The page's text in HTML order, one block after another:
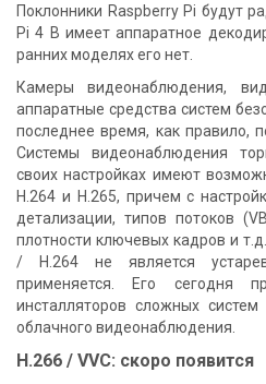
Поклонники Raspberry Pi будут
Pi 4 B имеет аппаратное
ранних моделях его нет.
Камеры видеонаблюдения,
аппаратные средства систем
последнее время, как правило,
Системы видеонаблюдения
своих настройках имеют
H.264 и H.265, причем с
детализации, типов потоков
плотности ключевых кадров и
/ H.264 не является
применяется. Его сегодня
инсталляторов сложных
облачного видеонаблюдения.
H.266 / VVC: скоро появится